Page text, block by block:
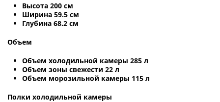
Высота 200 см
Ширина 59.5 см
Глубина 68.2 см
Объем
Объем холодильной камеры 285 л
Объем зоны свежести 22 л
Объем морозильной камеры 115 л
Полки холодильной камеры